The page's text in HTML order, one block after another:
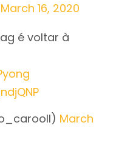
March 16, 2020
é voltar à
March